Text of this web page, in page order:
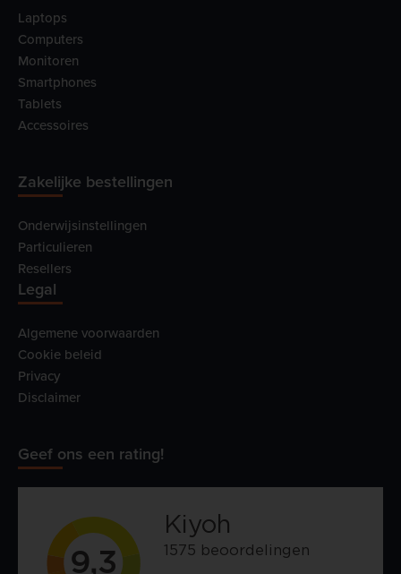
Laptops
Computers
Monitoren
Smartphones
Tablets
Accessoires
Zakelijke bestellingen
Onderwijsinstellingen
Particulieren
Resellers
Legal
Algemene voorwaarden
Cookie beleid
Privacy
Disclaimer
Geef ons een rating!